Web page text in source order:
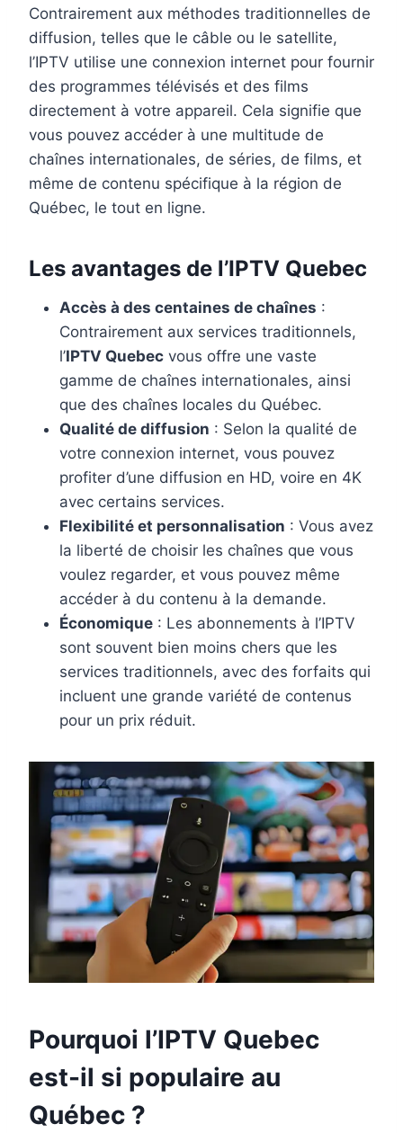
Contrairement aux méthodes traditionnelles de
diffusion, telles que le câble ou le satellite,
l’IPTV utilise une connexion internet pour fournir
des programmes télévisés et des films
directement à votre appareil. Cela signifie que
vous pouvez accéder à une multitude de
chaînes internationales, de séries, de films, et
même de contenu spécifique à la région de
Québec, le tout en ligne.
Les avantages de l’IPTV Quebec
Accès à des centaines de chaînes :
Contrairement aux services traditionnels,
l’IPTV Quebec vous offre une vaste
gamme de chaînes internationales, ainsi
que des chaînes locales du Québec.
Qualité de diffusion : Selon la qualité de
votre connexion internet, vous pouvez
profiter d’une diffusion en HD, voire en 4K
avec certains services.
Flexibilité et personnalisation : Vous avez
la liberté de choisir les chaînes que vous
voulez regarder, et vous pouvez même
accéder à du contenu à la demande.
Économique : Les abonnements à l’IPTV
sont souvent bien moins chers que les
services traditionnels, avec des forfaits qui
incluent une grande variété de contenus
pour un prix réduit.
Pourquoi l’IPTV Quebec
est-il si populaire au
Québec ?